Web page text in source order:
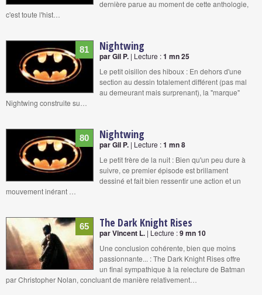
dernière parue au moment de cette anthologie,
c'est toute l'hist…
81 Nightwing
par Gil P. | Lecture :1 mn 25
Le petit oisillon des hiboux : En dehors d'une
section au dessin totalement différent (pas mal
au demeurant mais surprenant), la "marque"
Nightwing construite su…
80 Nightwing
par Gil P. | Lecture :1 mn 8
Le petit frère de la nuit : Bien qu'un peu dure à
suivre, ce premier épisode est brillament
dessiné et fait bien ressentir une action et un
mouvement inérant …
65 The Dark Knight Rises
par Vincent L. | Lecture :9 mn 10
Une conclusion cohérente, bien que moins
passionnante... : The Dark Knight Rises offre
un final sympathique à la relecture de Batman
par Christopher Nolan, concluant de manière relativement…